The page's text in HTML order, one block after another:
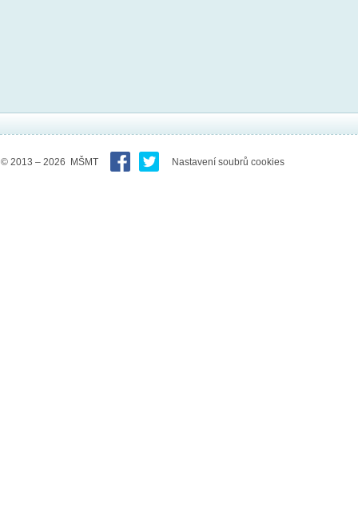
© 2013 – 2026 MŠMT Nastavení soubrů cookies